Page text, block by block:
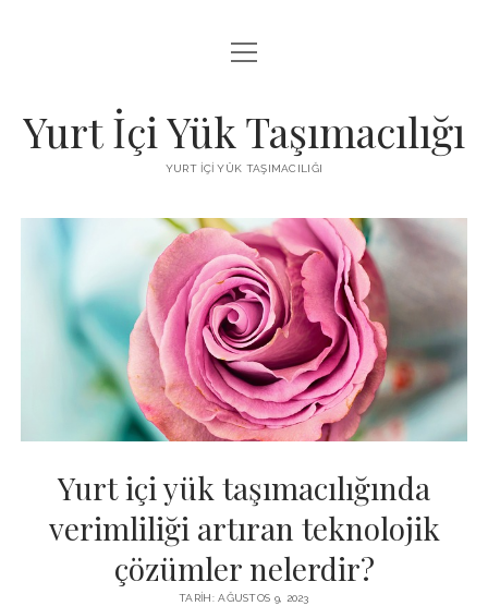
BEDAVA FACEBOOK BEĞENI KAZANMA
FACEBOOK SAYFA BEĞENDIRME HILESI İNDIR
menüyü
aç
Yurt İçi Yük Taşımacılığı
YURT İÇI YÜK TAŞIMACILIĞI
Yurt içi yük taşımacılığında
verimliliği artıran teknolojik
çözümler nelerdir?
TARIH: AĞUSTOS 9, 2023